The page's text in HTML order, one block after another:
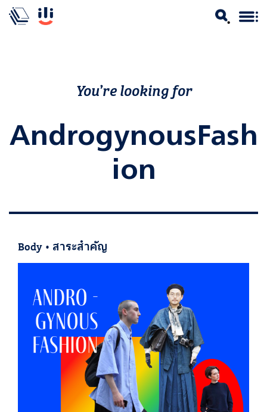
You’re looking for
AndrogynousFash
ion
Body • สาระสำคัญ